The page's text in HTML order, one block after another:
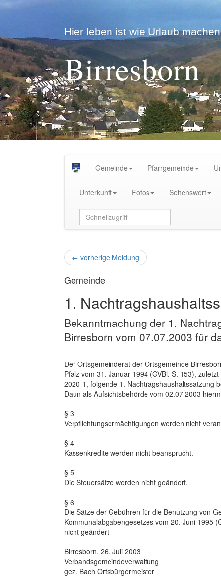
Hier leben ist wie Urlaub
Birresborn
Gemeinde Pfarrgemeinde
Unterkunft Fotos Sehenswert
← vorherige Meldung
Gemeinde
1.
Bekanntmachung der 1.
Birresborn vom 07.07.2003 für
Der Ortsgemeinderat der Ortsgemeinde
Pfalz vom 31. Januar 1994 (GVBl. S. 153),
2020-1, folgende 1. Nachtragshaushaltssatzung
Daun als Aufsichtsbehörde vom 02.07.2003
§ 3
Verpflichtungsermächtigungen werden nicht
§ 4
Kassenkredite werden nicht beansprucht.
§ 5
Die Steuersätze werden nicht geändert.
§ 6
Die Sätze der Gebühren für die Benutzung von
Kommunalabgabengesetzes vom 20. Juni 1995
nicht geändert.
Birresborn, 26. Juli 2003
Verbandsgemeindeverwaltung
gez. Bach Ortsbürgermeister